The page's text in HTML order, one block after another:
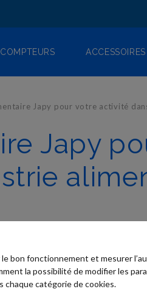
COMPTEURS ACCESSOIRES
Japy pour votre activité
Japy
bon fonctionnement et mesurer
la possibilité de modifier les
chaque catégorie de cookies.